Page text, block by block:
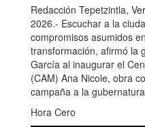
Redacción Tepetzintla,
2026.- Escuchar a la
compromisos asumidos
transformación, afirmó la
García al inaugurar el
(CAM) Ana Nicole, obra
campaña a la
Hora Cero